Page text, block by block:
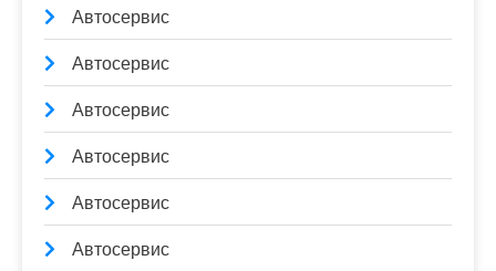
Автосервис
Автосервис
Автосервис
Автосервис
Автосервис
Автосервис